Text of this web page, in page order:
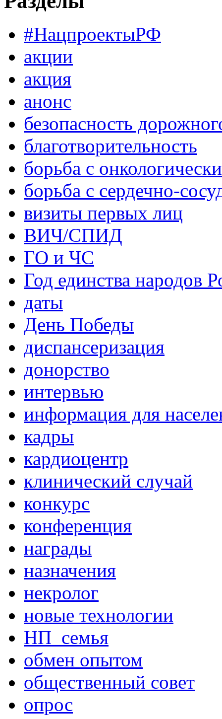
#НацпроектыРФ
акции
акция
анонс
безопасность
благотворительность
борьба с
борьба с сердечно-
визиты первых лиц
ВИЧ/СПИД
ГО и ЧС
Год единства народов
даты
День Победы
диспансеризация
донорство
интервью
информация для
кадры
кардиоцентр
клинический случай
конкурс
конференция
награды
назначения
некролог
новые технологии
НП_семья
обмен опытом
общественный совет
опрос